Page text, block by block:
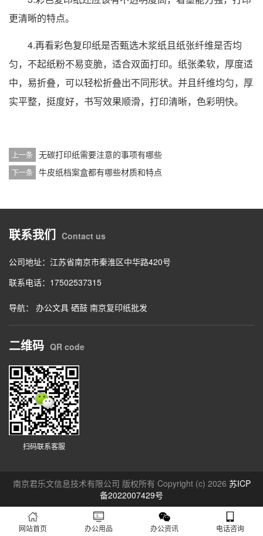
更清晰的特点。
4.再看彩色复印纸是否甄选木浆纸且纸张纤维是否均
匀，不起纸粉不易变脆，适合双面打印。纸张柔软，厚度适
中，易折叠，可以轻松折叠出不同形状。并且纤维均匀，厚
实平整，挺度好，书写效果顺滑，打印清晰，色彩明快。
上一条 无碳打印纸需要注意的事项有哪些
下一条 牛皮纸档案盒都有哪些材质和特点
联系我们 Contact us
公司地址：江苏省南京市秦淮区中华路420号
联系电话：17502537315
导航： 办公文具 硒鼓 南京复印纸批发
二维码 QR code
扫码联系客服
南京君乐文信息技术有限公司 版权所有 Copyright (c) 2026 苏ICP
备2022007429号
网站首页 办公用品 办公资讯 电话咨询